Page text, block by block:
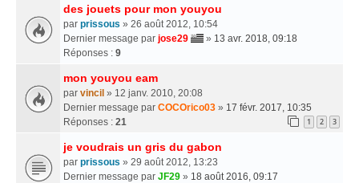
des jouets pour mon youyou
par prissous » 26 août 2012, 10:54
Dernier message par jose29 » 13 avr. 2018, 09:18
Réponses : 9
mon youyou eam
par vincil » 12 janv. 2010, 20:08
Dernier message par COCOrico03 » 17 févr. 2017, 10:35
Réponses : 21 1 2 3
je voudrais un gris du gabon
par prissous » 29 août 2012, 13:23
Dernier message par JF29 » 18 août 2016, 09:17